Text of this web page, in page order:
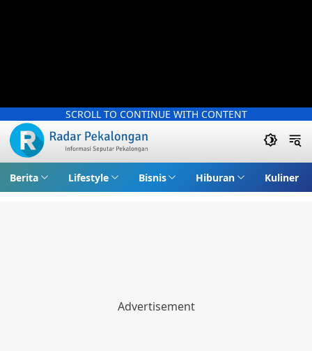
SCROLL TO CONTINUE WITH CONTENT
Berita Lifestyle Bisnis Hiburan Kuliner